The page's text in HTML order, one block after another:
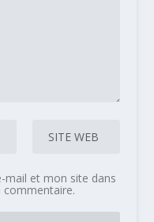
mail et mon site dans
commentaire.